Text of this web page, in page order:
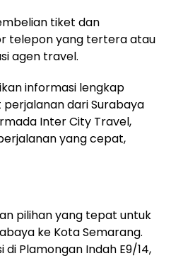
tiket dan
telepon yang tertera atau
agen travel.
informasi lengkap
dari Surabaya
Inter City Travel,
yang cepat,
pilihan yang tepat untuk
ke Kota Semarang.
Plamongan Indah E9/14,